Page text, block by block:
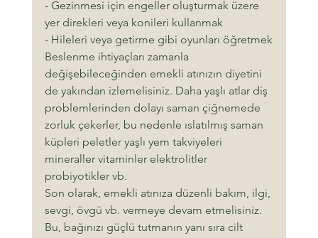
- Gezinmesi için engeller oluşturmak üzere
yer direkleri veya konileri kullanmak
- Hileleri veya getirme gibi oyunları öğretmek
Beslenme ihtiyaçları zamanla
değişebileceğinden emekli atınızın diyetini
de yakından izlemelisiniz. Daha yaşlı atlar diş
problemlerinden dolayı saman çiğnemede
zorluk çekerler, bu nedenle ıslatılmış saman
küpleri peletler yaşlı yem takviyeleri
mineraller vitaminler elektrolitler
probiyotikler vb.
Son olarak, emekli atınıza düzenli bakım, ilgi,
sevgi, övgü vb. vermeye devam etmelisiniz.
Bu, bağınızı güçlü tutmanın yanı sıra cilt